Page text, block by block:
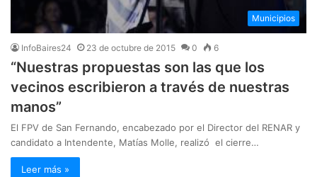
Municipios
InfoBaires24 23 de octubre de 2015 0 6
“Nuestras propuestas son las que los
vecinos escribieron a través de nuestras
manos”
El FPV de San Fernando, encabezado por el Director del RENAR y
candidato a Intendente, Matías Molle, realizó el cierre…
Leer más »